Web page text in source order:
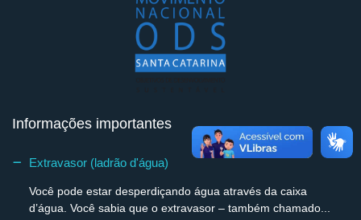
Informações importantes
Extravasor (ladrão d'água)
Você pode estar desperdiçando água através da caixa
d’água. Você sabia que o extravasor – também chamado...